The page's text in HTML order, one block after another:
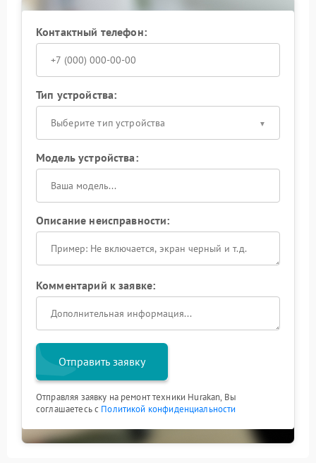
Контактный телефон:
Тип устройства:
Выберите тип устройства
Модель устройства:
Описание неисправности:
Комментарий к заявке:
Отправить заявку
Отправляя заявку на ремонт техники Hurakan, Вы
соглашаетесь с Политикой конфиденциальности